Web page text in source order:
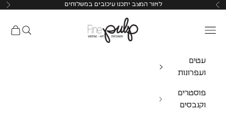
לאור המצב יתכנו עיכובים במשלוחים
Pulp Shop
עטים
ועפרונות
פוסטרים
וקנבסים